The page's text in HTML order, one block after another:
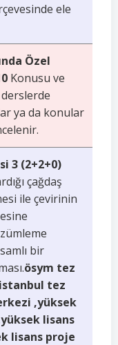
ele
Özel
Konusu ve
ya da konular
3 (2+2+0)
çağdaş
ile çevirinin
bir
ösym tez
tez
,yüksek
lisans
lisans proje